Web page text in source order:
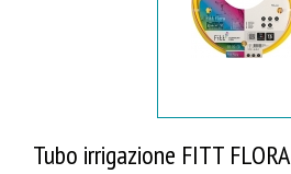
Tubo irrigazione FITT FLORA